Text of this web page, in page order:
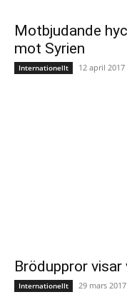
Motbjudande
mot Syrien
Internationellt 12 april 2017
Bröduppror visar
Internationellt 29 mars 2017